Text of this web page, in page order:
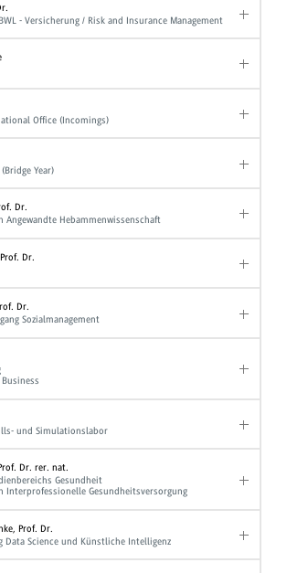
- Versicherung / Risk and Insurance Management
Office (Incomings)
Year)
Dr.
Angewandte Hebammenwissenschaft
Dr.
Dr.
Sozialmanagement
und Simulationslabor
Dr. rer. nat.
Gesundheit
Interprofessionelle Gesundheitsversorgung
Prof. Dr.
Data Science und Künstliche Intelligenz